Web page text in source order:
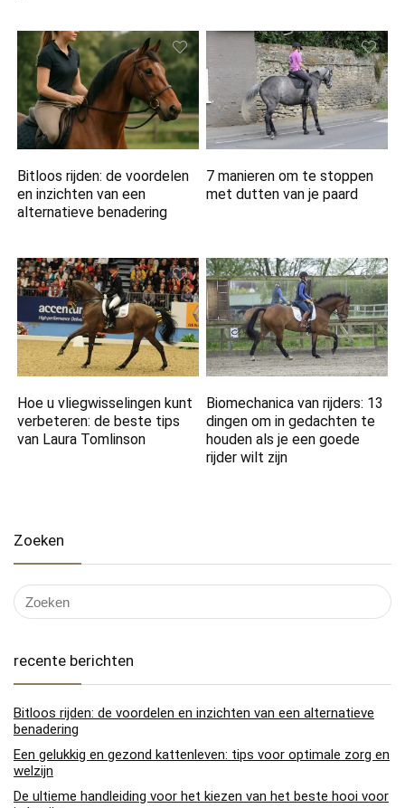
Bitloos rijden: de voordelen
en inzichten van een
alternatieve benadering
7 manieren om te stoppen
met dutten van je paard
Hoe u vliegwisselingen kunt
verbeteren: de beste tips
van Laura Tomlinson
Biomechanica van rijders: 13
dingen om in gedachten te
houden als je een goede
rijder wilt zijn
Zoeken
recente berichten
Bitloos rijden: de voordelen en inzichten van een alternatieve
benadering
Een gelukkig en gezond kattenleven: tips voor optimale zorg en
welzijn
De ultieme handleiding voor het kiezen van het beste hooi voor